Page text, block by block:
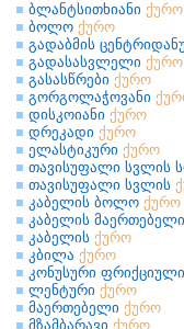
ბლანტსითხიანი ქურო
ბოლო ქურო
გადაბმის
გადასასვლელი ქურო
გასასწრები ქურო
გორგოლაჭოვანი
დისკოიანი ქურო
დრეკადი ქურო
ელასტიკური ქურო
თავისუფალი სვლის
თავისუფალი სვლის
კაბელის ბოლო ქურო
კაბელის მაერთებელი
კაბელის ქურო
კბილა ქურო
კონუსური ფრიქციული
ლენტური ქურო
მაერთებელი ქურო
მზამბარავი ქურო